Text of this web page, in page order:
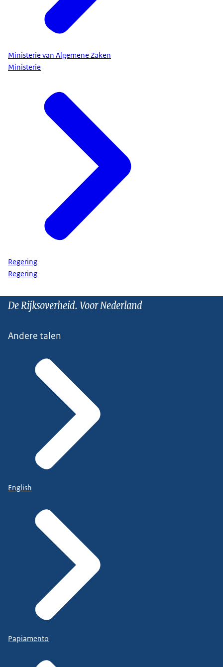
Ministerie van Algemene Zaken
Ministerie
Regering
Regering
De Rijksoverheid. Voor Nederland
Andere talen
English
Papiamento